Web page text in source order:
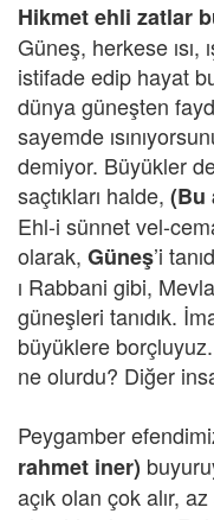
Hikmet ehli zatlar
Güneş, herkese ısı,
istifade edip hayat
dünya güneşten
sayemde
demiyor. Büyükler
saçtıkları halde, (Bu
Ehl-i sünnet vel-
olarak, Güneş’i
ı Rabbani gibi,
güneşleri tanıdık.
büyüklere
ne olurdu? Diğer
Peygamber
rahmet iner)
açık olan çok alır,